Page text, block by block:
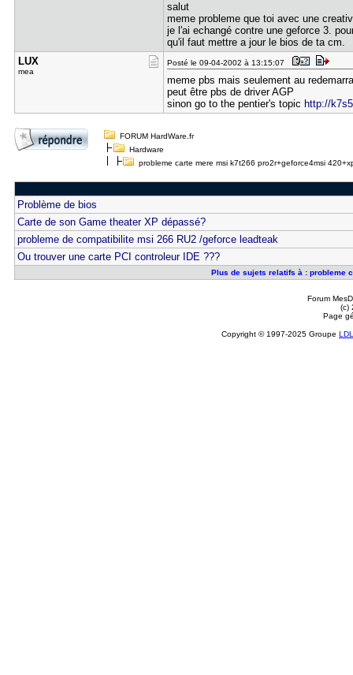
salut
meme probleme que toi avec une
je l'ai echangé contre une geforce 3.
qu'il faut mettre a jour le bios de ta cm.
LUX
mea
Posté le 09-04-2002 à 13:15:07
meme pbs mais seulement au
peut être pbs de driver AGP
sinon go to the pentier's topic http://
FORUM HardWare.fr
Hardware
probleme carte mere msi k7t266 pro2r+geforce4msi
Problème de bios
Carte de son Game theater XP dépassé?
probleme de compatibilite msi 266 RU2 /geforce leadteak
Ou trouver une carte PCI controleur IDE ???
Plus de sujets relatifs à : probleme
Forum
(c)
Page
Copyright © 1997-2025 Groupe